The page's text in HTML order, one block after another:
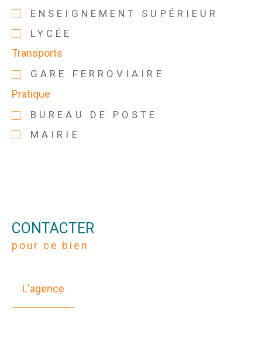
ENSEIGNEMENT SUPÉRIEUR
LYCÉE
Transports
GARE FERROVIAIRE
Pratique
BUREAU DE POSTE
MAIRIE
CONTACTER
pour ce bien
L'agence